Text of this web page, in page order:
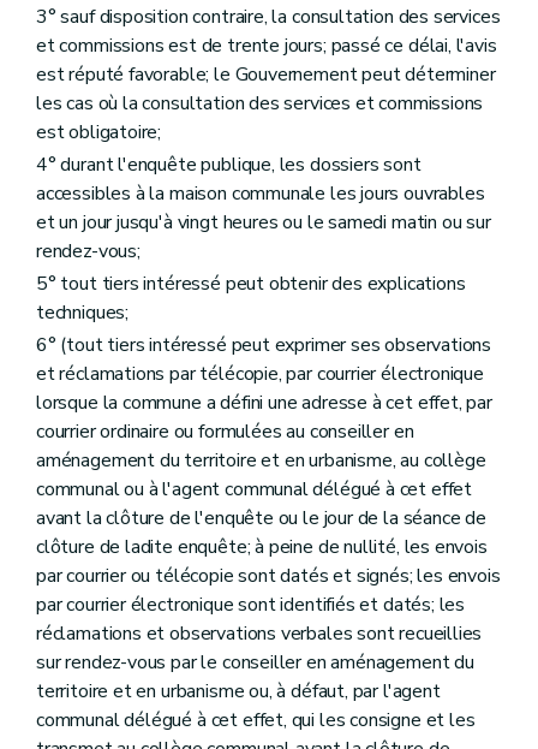
Art. 123
Section 7 (De la procédure d'évaluation des incidences des projets sur l'environnement – Décret du 30 avril 2009, art. 75)
Art. 124
Art. 125
Art. 126
Section 8
Art. 127
Section 9 (Des charges d'urbanisme – Décret du 30 avril 2009, art. 79)
Art. 128
Section 10 Des voiries communales – Décret du 30 avril 2009, art. 80)
Art. 129
Art. 129
Art. 129ter
Art. 129
Section 11
Des permis en relation avec d'autres polices administratives
Art. 130
Art. 131
Art. 132
Art. 132bis
Section 12
Des dispositions diverses
Art. 133
Art. 134
Art. 135
Art. 136
Art. 136 bis
Art. 137
Art. 138
Art. 139
Chapitre IV Des dispositions particulières aux équipements touristiques
Section première Des dispositions générales
Art. 140
Section 2 De l'établissement des villages de vacances
3° sauf disposition contraire, la consultation des services
et commissions est de trente jours; passé ce délai, l'avis
est réputé favorable; le Gouvernement peut déterminer
les cas où la consultation des services et commissions
est obligatoire;
4° durant l'enquête publique, les dossiers sont
accessibles à la maison communale les jours ouvrables
et un jour jusqu'à vingt heures ou le samedi matin ou sur
rendez-vous;
5° tout tiers intéressé peut obtenir des explications
techniques;
6° (tout tiers intéressé peut exprimer ses observations
et réclamations par télécopie, par courrier électronique
lorsque la commune a défini une adresse à cet effet, par
courrier ordinaire ou formulées au conseiller en
aménagement du territoire et en urbanisme, au collège
communal ou à l'agent communal délégué à cet effet
avant la clôture de l'enquête ou le jour de la séance de
clôture de ladite enquête; à peine de nullité, les envois
par courrier ou télécopie sont datés et signés; les envois
par courrier électronique sont identifiés et datés; les
réclamations et observations verbales sont recueillies
sur rendez-vous par le conseiller en aménagement du
territoire et en urbanisme ou, à défaut, par l'agent
communal délégué à cet effet, qui les consigne et les